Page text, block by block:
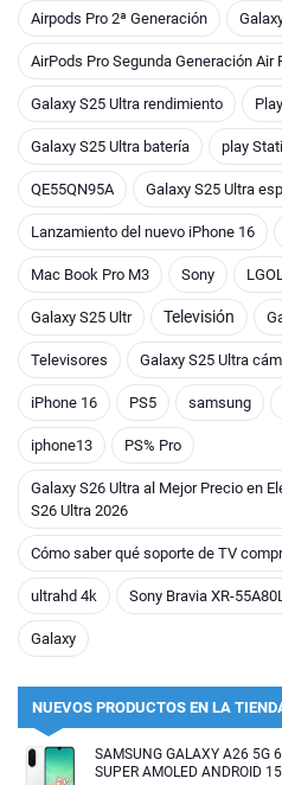
Airpods Pro 2ª Generación
AirPods Pro Segunda Generación Air
Galaxy S25 Ultra rendimiento
Galaxy S25 Ultra batería play
QE55QN95A Galaxy S25 Ultra
Lanzamiento del nuevo iPhone 16
Mac Book Pro M3 Sony
Galaxy S25 Ultr Televisión
Televisores Galaxy S25 Ultra
iPhone 16 PS5 samsung
iphone13 PS% Pro
Galaxy S26 Ultra al Mejor Precio en
S26 Ultra 2026
Cómo saber qué soporte de TV
ultrahd 4k Sony Bravia XR-55A80L
Galaxy
NUEVOS PRODUCTOS EN LA
SAMSUNG GALAXY A26 5G
SUPER AMOLED ANDROID